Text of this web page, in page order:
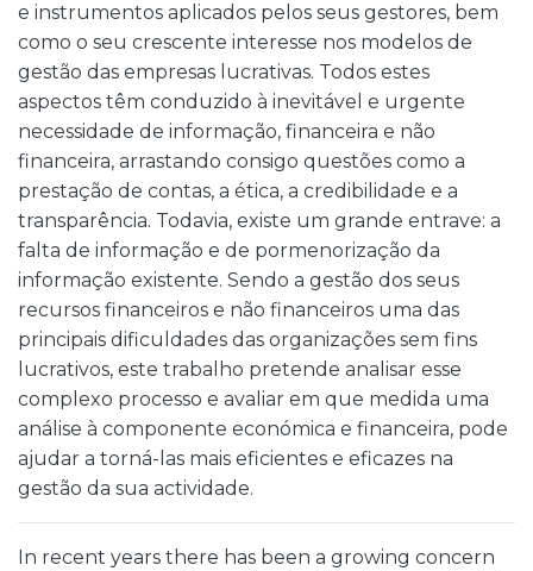
e instrumentos aplicados pelos seus gestores, bem
como o seu crescente interesse nos modelos de
gestão das empresas lucrativas. Todos estes
aspectos têm conduzido à inevitável e urgente
necessidade de informação, financeira e não
financeira, arrastando consigo questões como a
prestação de contas, a ética, a credibilidade e a
transparência. Todavia, existe um grande entrave: a
falta de informação e de pormenorização da
informação existente. Sendo a gestão dos seus
recursos financeiros e não financeiros uma das
principais dificuldades das organizações sem fins
lucrativos, este trabalho pretende analisar esse
complexo processo e avaliar em que medida uma
análise à componente económica e financeira, pode
ajudar a torná-las mais eficientes e eficazes na
gestão da sua actividade.
In recent years there has been a growing concern